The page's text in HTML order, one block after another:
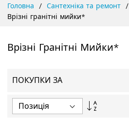
Головна Сантехніка та ремонт
Врізні гранітні мийки*
Врізні Гранітні Мийки*
ПОКУПКИ ЗА
Сортувати